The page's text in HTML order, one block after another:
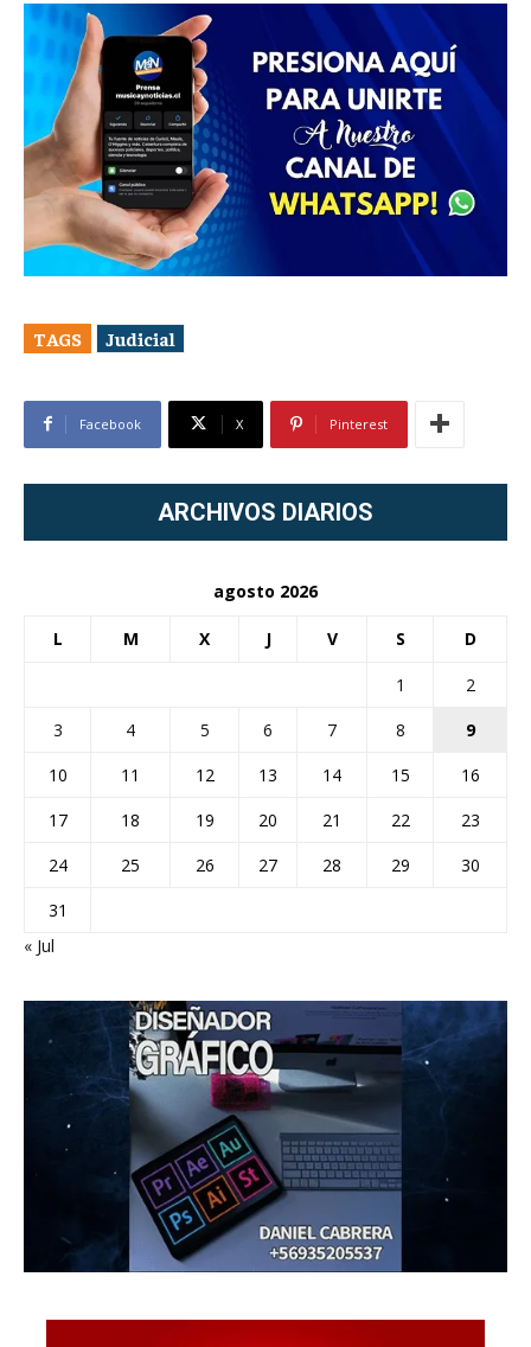
TAGS Judicial
Facebook X Pinterest
ARCHIVOS DIARIOS
agosto 2026
L M X J V S D
1
2
3
4 5 6 7 8
9
10
11 12 13 14 15
16
17
18 19 20 21 22
23
24
25 26 27 28 29
30
31
« Jul